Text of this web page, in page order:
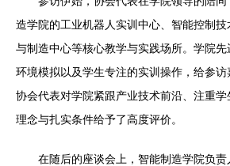
造学院的工业机器人实训中心、智能控制
与制造中心等核心教学与实践场所。学院
环境模拟以及学生专注的实训操作，给参访
协会代表对学院紧跟产业技术前沿、注重
理念与扎实条件给予了高度评价。
在随后的座谈会上，智能制造学院负